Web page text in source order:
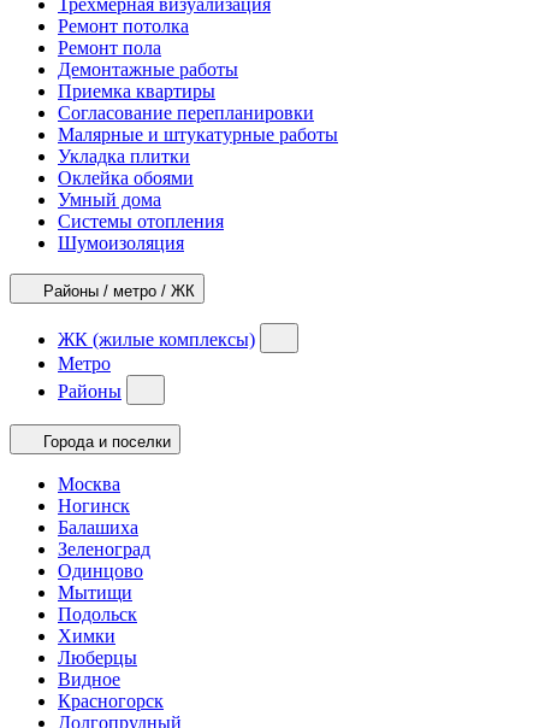
Трехмерная визуализация
Ремонт потолка
Ремонт пола
Демонтажные работы
Приемка квартиры
Согласование перепланировки
Малярные и штукатурные работы
Укладка плитки
Оклейка обоями
Умный дома
Системы отопления
Шумоизоляция
Районы / метро / ЖК
ЖК (жилые комплексы)
Метро
Районы
Города и поселки
Москва
Ногинск
Балашиха
Зеленоград
Одинцово
Мытищи
Подольск
Химки
Люберцы
Видное
Красногорск
Долгопрудный